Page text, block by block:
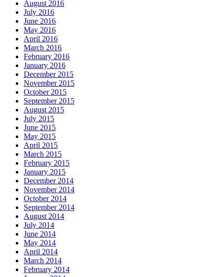
August 2016
July 2016
June 2016
May 2016
April 2016
March 2016
February 2016
January 2016
December 2015
November 2015
October 2015
September 2015
August 2015
July 2015
June 2015
May 2015
April 2015
March 2015
February 2015
January 2015
December 2014
November 2014
October 2014
September 2014
August 2014
July 2014
June 2014
May 2014
April 2014
March 2014
February 2014